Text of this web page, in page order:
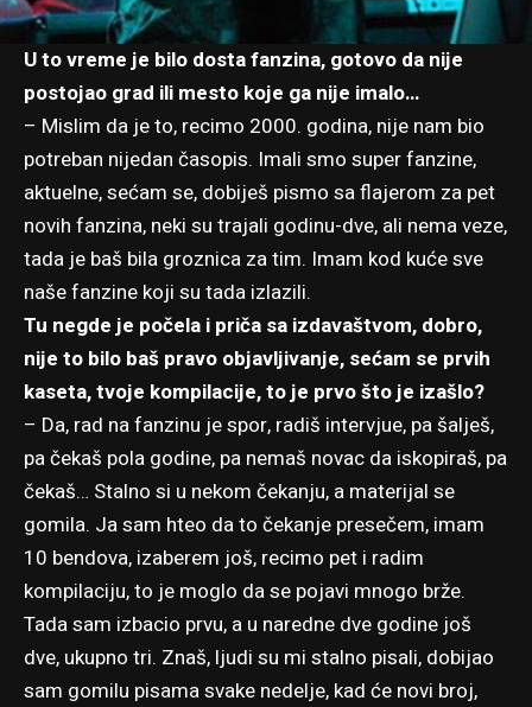
U to vreme je bilo dosta fanzina, gotovo da nije
postojao grad ili mesto koje ga nije imalo…
– Mislim da je to, recimo 2000. godina, nije nam bio
potreban nijedan časopis. Imali smo super fanzine,
aktuelne, sećam se, dobiješ pismo sa flajerom za pet
novih fanzina, neki su trajali godinu-dve, ali nema veze,
tada je baš bila groznica za tim. Imam kod kuće sve
naše fanzine koji su tada izlazili.
Tu negde je počela i priča sa izdavaštvom, dobro,
nije to bilo baš pravo objavljivanje, sećam se prvih
kaseta, tvoje kompilacije, to je prvo što je izašlo?
– Da, rad na fanzinu je spor, radiš intervjue, pa šalješ,
pa čekaš pola godine, pa nemaš novac da iskopiraš, pa
čekaš… Stalno si u nekom čekanju, a materijal se
gomila. Ja sam hteo da to čekanje presečem, imam
10 bendova, izaberem još, recimo pet i radim
kompilaciju, to je moglo da se pojavi mnogo brže.
Tada sam izbacio prvu, a u naredne dve godine još
dve, ukupno tri. Znaš, ljudi su mi stalno pisali, dobijao
sam gomilu pisama svake nedelje, kad će novi broj,